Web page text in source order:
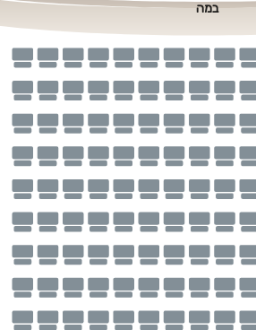
במה